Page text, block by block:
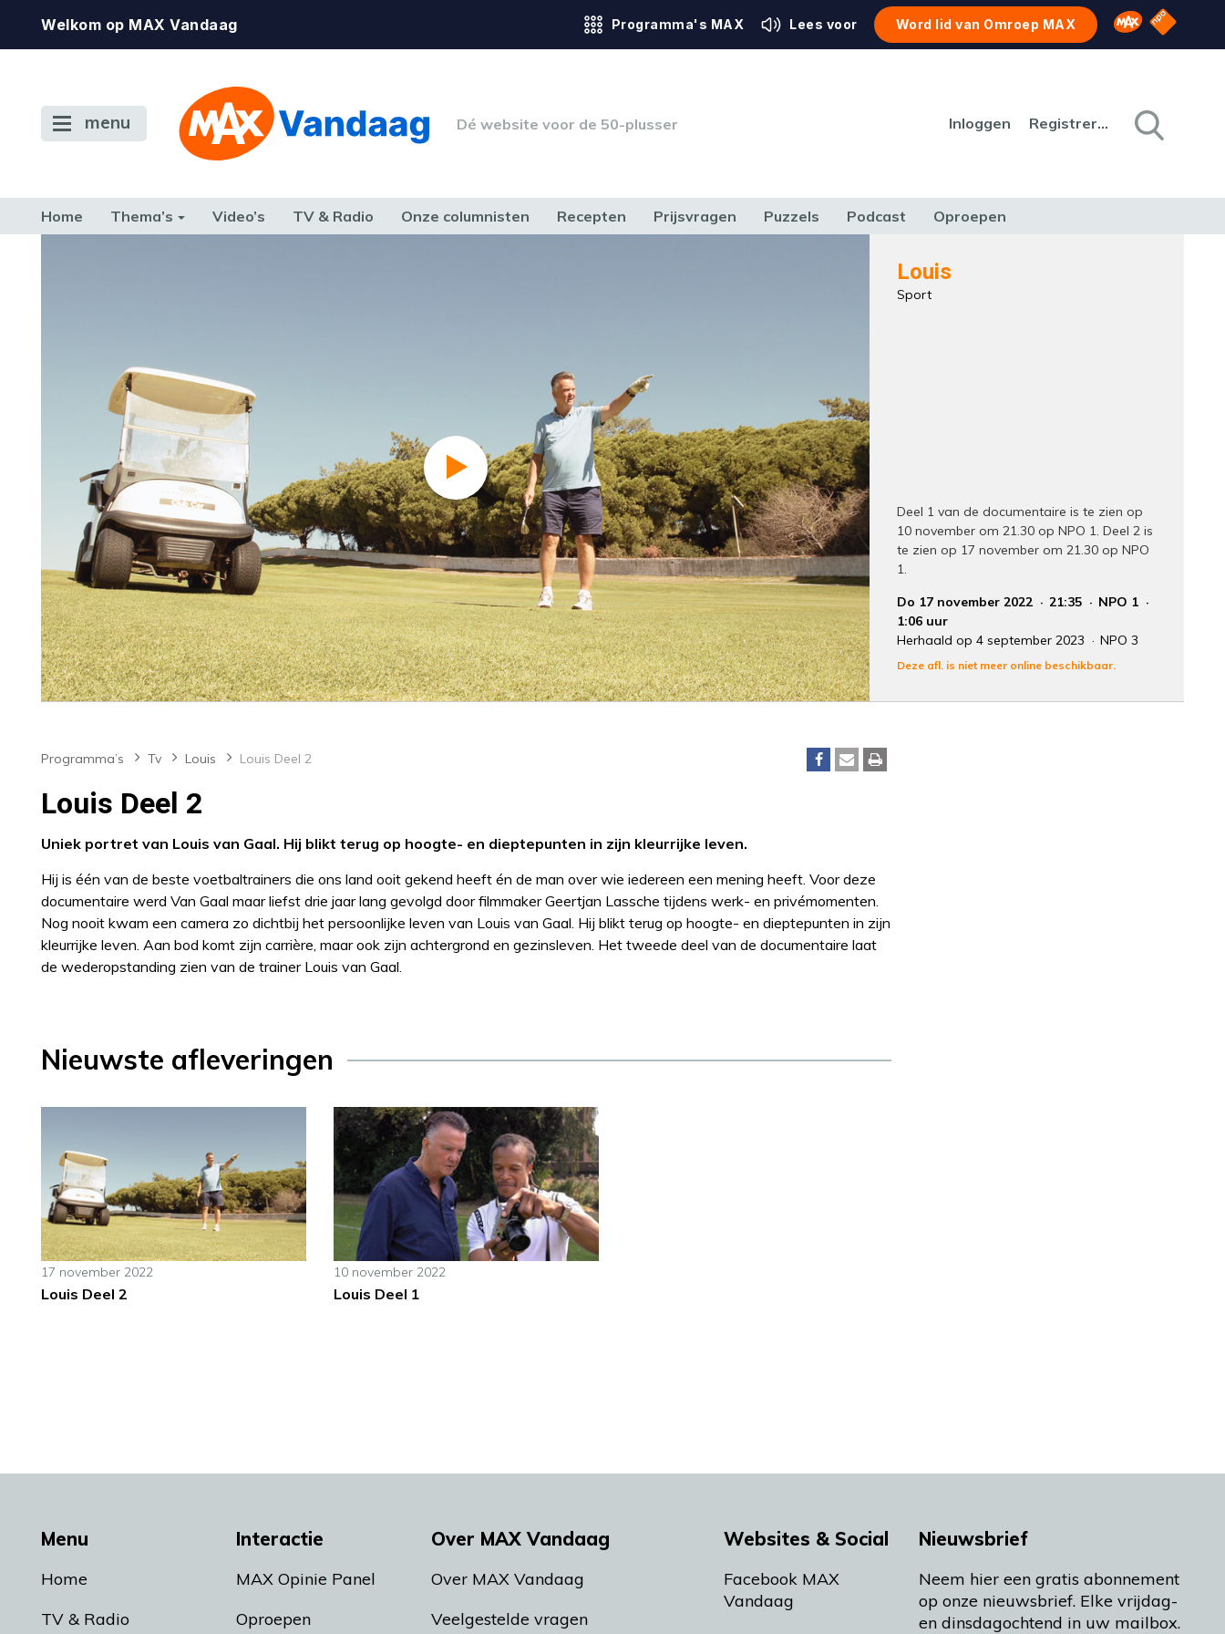
Welkom op MAX Vandaag Programma's MAX Lees voor Word lid van Omroep MAX Omroep MAX
NPO
menu Dé website voor de 50-plusser Inloggen Registreren
Home Thema’s Video’s TV & Radio Onze columnisten Recepten Prijsvragen Puzzels Podcast Oproepen
Louis
Sport
Deel 1 van de documentaire is te zien op
10 november om 21.30 op NPO 1. Deel 2 is
te zien op 17 november om 21.30 op NPO
1.
Do 17 november 2022
21:35
NPO 1
1:06 uur
Herhaald op 4 september 2023
NPO 3
Deze afl. is niet meer online beschikbaar.
Programma’s Tv Louis Louis Deel 2
Louis Deel 2
Uniek portret van Louis van Gaal. Hij blikt terug op hoogte- en dieptepunten in zijn kleurrijke leven.
Hij is één van de beste voetbaltrainers die ons land ooit gekend heeft én de man over wie iedereen een mening heeft. Voor deze
documentaire werd Van Gaal maar liefst drie jaar lang gevolgd door filmmaker Geertjan Lassche tijdens werk- en privémomenten.
Nog nooit kwam een camera zo dichtbij het persoonlijke leven van Louis van Gaal. Hij blikt terug op hoogte- en dieptepunten in zijn
kleurrijke leven. Aan bod komt zijn carrière, maar ook zijn achtergrond en gezinsleven. Het tweede deel van de documentaire laat
de wederopstanding zien van de trainer Louis van Gaal.
Nieuwste afleveringen
17 november 2022
Louis Deel 2
10 november 2022
Louis Deel 1
Menu
Home
TV & Radio
Interactie
MAX Opinie Panel
Oproepen
Over MAX Vandaag
Over MAX Vandaag
Veelgestelde vragen
Websites & Social
Facebook MAX
Vandaag
Nieuwsbrief
Neem hier een gratis abonnement
op onze nieuwsbrief. Elke vrijdag-
en dinsdagochtend in uw mailbox.